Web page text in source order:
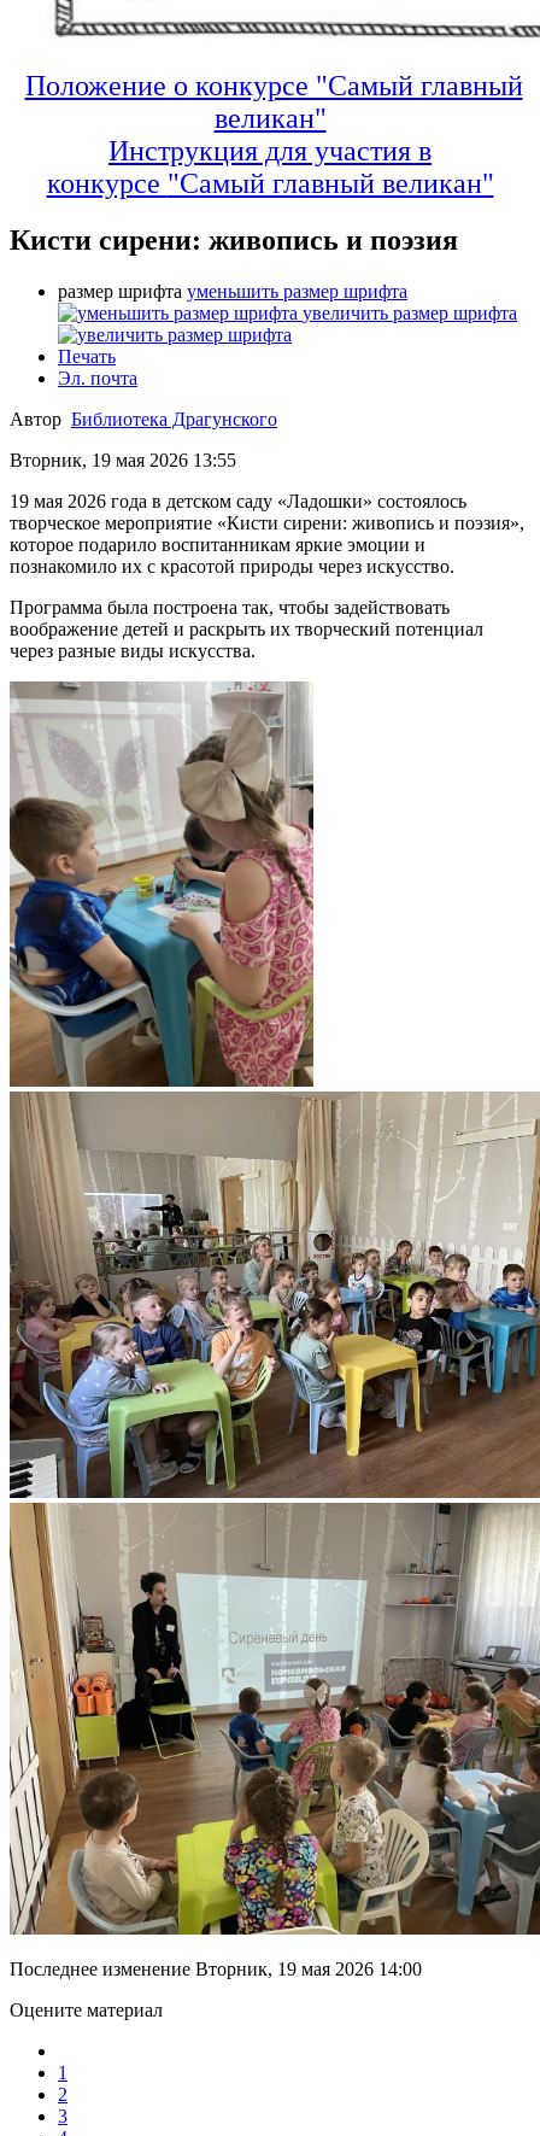
Положение о конкурсе "Самый главный
великан"
Инструкция для участия в
конкурсе "Самый главный великан"
Кисти сирени: живопись и поэзия
размер шрифта уменьшить размер шрифта
увеличить размер шрифта
Печать
Эл. почта
Автор Библиотека Драгунского
Вторник, 19 мая 2026 13:55
19 мая 2026 года в детском саду «Ладошки» состоялось
творческое мероприятие «Кисти сирени: живопись и поэзия»,
которое подарило воспитанникам яркие эмоции и
познакомило их с красотой природы через искусство.
Программа была построена так, чтобы задействовать
воображение детей и раскрыть их творческий потенциал
через разные виды искусства.
Последнее изменение Вторник, 19 мая 2026 14:00
Оцените материал
1
2
3